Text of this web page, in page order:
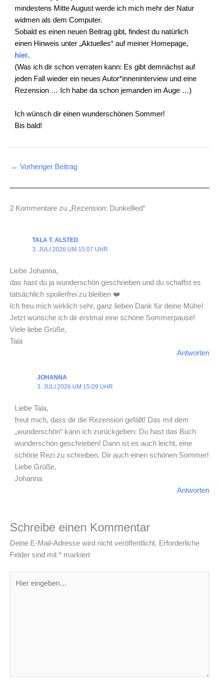
mindestens Mitte August werde ich mich mehr der Natur
widmen als dem Computer.
Sobald es einen neuen Beitrag gibt, findest du natürlich
einen Hinweis unter „Aktuelles“ auf meiner Homepage,
hier.
(Was ich dir schon verraten kann: Es gibt demnächst auf
jeden Fall wieder ein neues Autor*inneninterview und eine
Rezension … Ich habe da schon jemanden im Auge …)
Ich wünsch dir einen wunderschönen Sommer!
Bis bald!
← Vorheriger Beitrag
2 Kommentare zu „Rezension: Dunkellied“
TALA T. ALSTED
3. JULI 2026 UM 15:07 UHR
Liebe Johanna,
das hast du ja wunderschön geschrieben und du schaffst es
tatsächlich spoilerfrei zu bleiben ❤️
Ich freu mich wirklich sehr, ganz lieben Dank für deine Mühe!
Jetzt wünsche ich dir erstmal eine schöne Sommerpause!
Viele liebe Grüße,
Tala
Antworten
JOHANNA
3. JULI 2026 UM 15:09 UHR
Liebe Tala,
freut mich, dass dir die Rezension gefällt! Das mit dem
„wunderschön“ kann ich zurückgeben: Du hast das Buch
wunderschön geschrieben! Dann ist es auch leicht, eine
schöne Rezi zu schreiben. Dir auch einen schönen Sommer!
Liebe Grüße,
Johanna
Antworten
Schreibe einen Kommentar
Deine E-Mail-Adresse wird nicht veröffentlicht. Erforderliche
Felder sind mit * markiert
eingeben…